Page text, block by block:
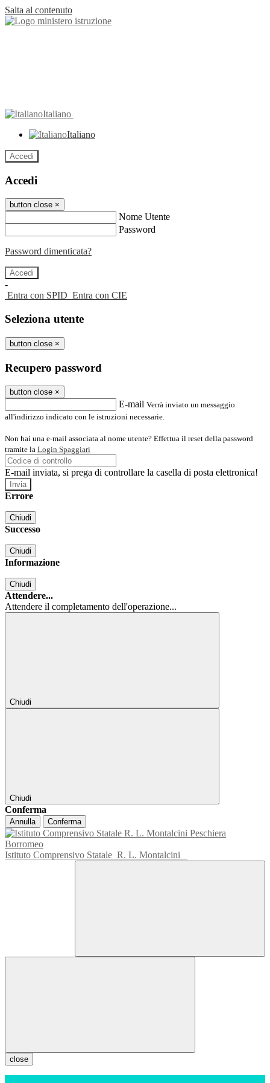
Salta al contenuto
Italiano
Italiano
Accedi
Accedi
button close ×
Nome Utente
Password
Password dimenticata?
-
Entra con SPID Entra con CIE
Seleziona utente
button close ×
Recupero password
button close ×
E-mail Verrà inviato un messaggio
all'indirizzo indicato con le istruzioni necessarie.
Non hai una e-mail associata al nome utente? Effettua il reset della password
tramite la Login Spaggiari
E-mail inviata, si prega di controllare la casella di posta elettronica!
Errore
Chiudi
Successo
Chiudi
Informazione
Chiudi
Attendere...
Attendere il completamento dell'operazione...
Chiudi
Chiudi
Conferma
Annulla Conferma
Istituto Comprensivo Statale R. L. Montalcini
close